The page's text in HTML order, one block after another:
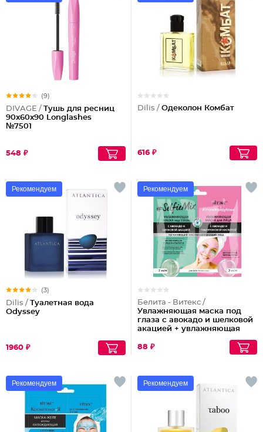
(9)
DIVAGE / Тушь для ресниц
90x60x90 Longlashes
№7501
548 ₽
Dilis / Одеколон Комбат
616 ₽
Рекомендуем
(3)
Dilis / Туалетная вода
Odyssey
1960 ₽
Рекомендуем
Белита - Витекс /
Увлажняющая маска под
глаза с авокадо и шелковой
акацией + увлажняющая
гиалуроновой кислотой
88 ₽
Рекомендуем Рекомендуем